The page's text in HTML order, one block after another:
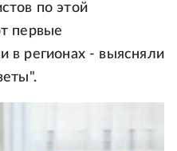
по этой
первые
в регионах - выясняли